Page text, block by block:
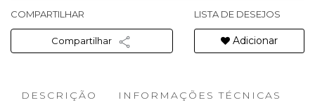
COMPARTILHAR
Compartilhar
LISTA DE DESEJOS
Adicionar
DESCRIÇÃO INFORMAÇÕES TÉCNICAS